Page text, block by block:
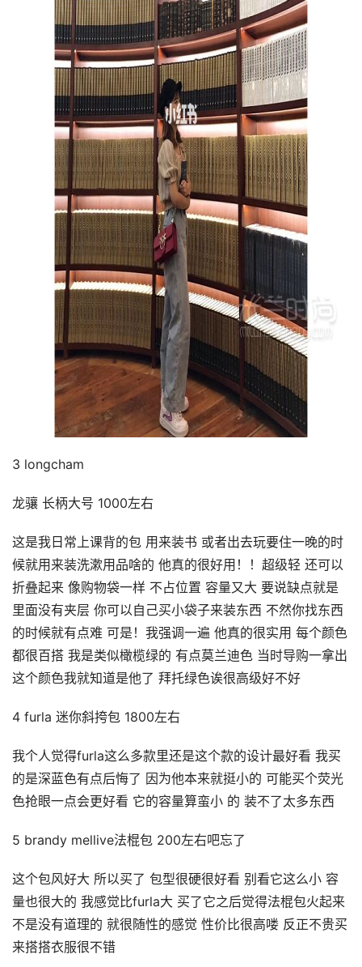
3 longcham
龙骧 长柄大号 1000左右
这是我日常上课背的包 用来装书 或者出去玩要住一晚的时
候就用来装洗漱用品啥的 他真的很好用！！超级轻 还可以
折叠起来 像购物袋一样 不占位置 容量又大 要说缺点就是
里面没有夹层 你可以自己买小袋子来装东西 不然你找东西
的时候就有点难 可是！我强调一遍 他真的很实用 每个颜色
都很百搭 我是类似橄榄绿的 有点莫兰迪色 当时导购一拿出
这个颜色我就知道是他了 拜托绿色诶很高级好不好
4 furla 迷你斜挎包 1800左右
我个人觉得furla这么多款里还是这个款的设计最好看 我买
的是深蓝色有点后悔了 因为他本来就挺小的 可能买个荧光
色抢眼一点会更好看 它的容量算蛮小 的 装不了太多东西
5 brandy mellive法棍包 200左右吧忘了
这个包风好大 所以买了 包型很硬很好看 别看它这么小 容
量也很大的 我感觉比furla大 买了它之后觉得法棍包火起来
不是没有道理的 就很随性的感觉 性价比很高喽 反正不贵买
来搭搭衣服很不错